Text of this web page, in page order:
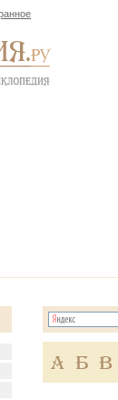
А Б В